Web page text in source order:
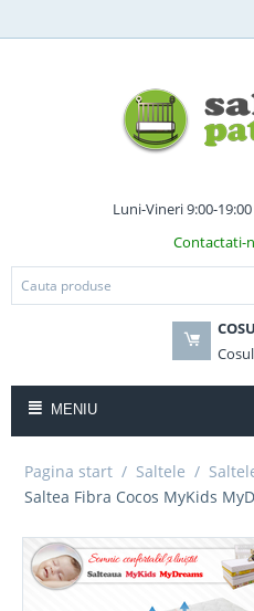
Luni-Vineri 9:00-
Contactati-
MENIU
Pagina start / Saltele /
Saltea Fibra Cocos MyKids